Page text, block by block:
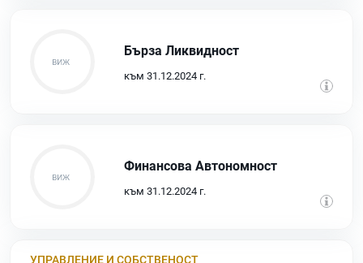
Бърза Ликвидност
към 31.12.2024 г.
Финансова Автономност
към 31.12.2024 г.
УПРАВЛЕНИЕ И СОБСТВЕНОСТ